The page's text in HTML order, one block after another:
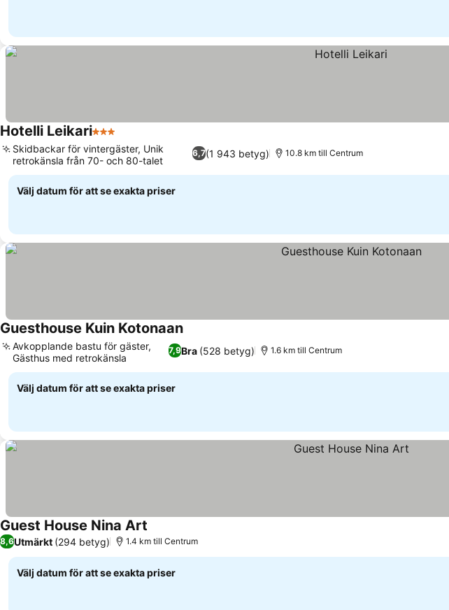
Hotelli Leikari3 Stjärnor
6,7(1 943 betyg)
Skidbackar för vintergäster, Unik
retrokänsla från 70- och 80-talet
10.8 km till Centrum
Välj datum för att se exakta priser
Guesthouse Kuin Kotonaan
7,9Bra (528 betyg)
Avkopplande bastu för gäster,
Gästhus med retrokänsla
1.6 km till Centrum
Välj datum för att se exakta priser
Guest House Nina Art
8,6Utmärkt (294 betyg) 1.4 km till Centrum
Välj datum för att se exakta priser